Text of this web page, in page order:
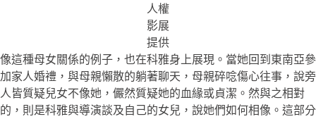
人權
影展
提供
像這種母女關係的例子，也在科雅身上展現。當她回到東南亞參
加家人婚禮，與母親懶散的躺著聊天，母親碎唸傷心往事，說旁
人皆質疑兒女不像她，儼然質疑她的血緣或貞潔。然與之相對
的，則是科雅與導演談及自己的女兒，說她們如何相像。這部分